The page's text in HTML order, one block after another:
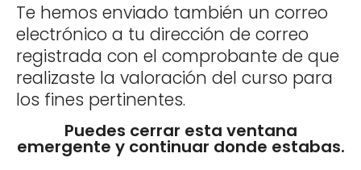
Te hemos enviado también un correo
electrónico a tu dirección de correo
registrada con el comprobante de que
realizaste la valoración del curso para
los fines pertinentes.
Puedes cerrar esta ventana
emergente y continuar donde estabas.